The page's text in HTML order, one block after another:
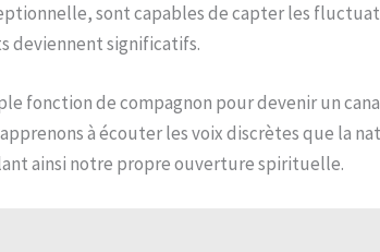
sont capables de capter les
deviennent significatifs.
fonction de compagnon pour devenir un
à écouter les voix discrètes que la
ainsi notre propre ouverture spirituelle.